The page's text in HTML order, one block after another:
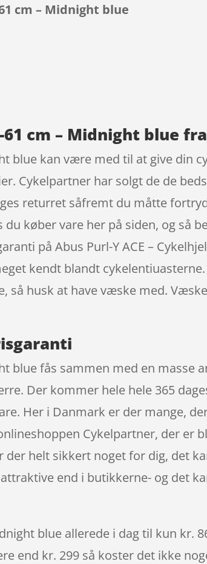
cm – Midnight blue
61 cm – Midnight blue
blue kan være med til at give din
Cykelpartner har solgt de de
returret såfremt du måtte
køber vare her på siden, og så
på Abus Purl-Y ACE –
kendt blandt
så husk at have væske med.
blue fås sammen med en masse
Der kommer hele hele 365
Her i Danmark er der mange,
Cykelpartner, der er
helt sikkert noget for dig, det
end i butikkerne- og det
blue allerede i dag til kun kr.
end kr. 299 så koster det ikke